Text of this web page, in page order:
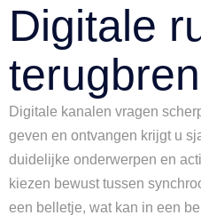
Digitale
Digitale kanalen vragen
geven en ontvangen krijgt u
duidelijke onderwerpen en
kiezen bewust tussen
een belletje, wat kan in een